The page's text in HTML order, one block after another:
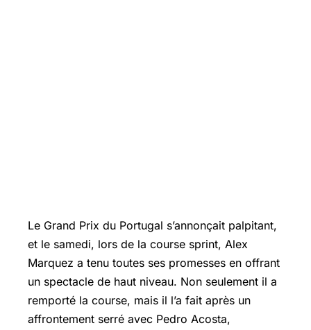
Le Grand Prix du Portugal s’annonçait palpitant,
et le samedi, lors de la course sprint, Alex
Marquez a tenu toutes ses promesses en offrant
un spectacle de haut niveau. Non seulement il a
remporté la course, mais il l’a fait après un
affrontement serré avec Pedro Acosta,